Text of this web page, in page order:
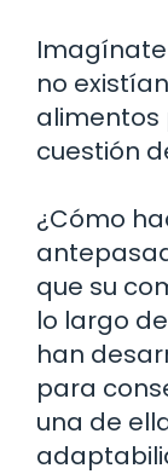
no
alimentos
cuestión
¿Cómo
que su
lo largo
han
para
una de